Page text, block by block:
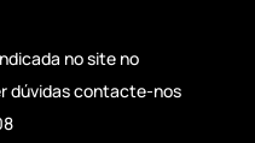
no site no
dúvidas contacte-nos